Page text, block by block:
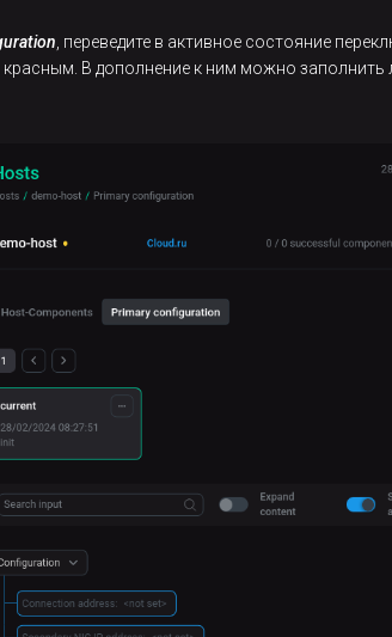
, переведите в активное состояние
В дополнение к ним можно